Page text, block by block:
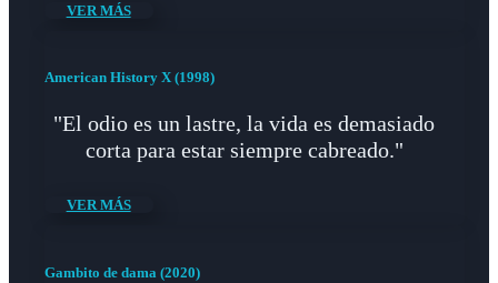
VER MÁS
American History X (1998)
"El odio es un lastre, la vida es demasiado
corta para estar siempre cabreado."
VER MÁS
Gambito de dama (2020)